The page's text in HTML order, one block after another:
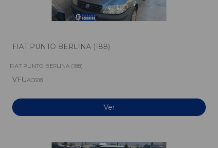
FIAT PUNTO BERLINA (188)
FIAT PUNTO BERLINA (188)
VFUAC608
Ver